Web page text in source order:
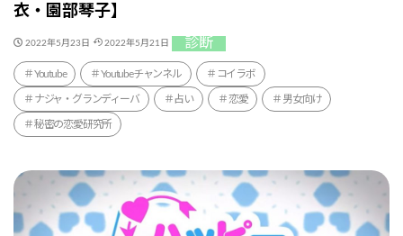
衣・園部琴子】
2022年5月23日 2022年5月21日 診断
Youtube Youtubeチャンネル コイラボ
ナジャ・グランディーバ 占い 恋愛 男女向け
秘密の恋愛研究所